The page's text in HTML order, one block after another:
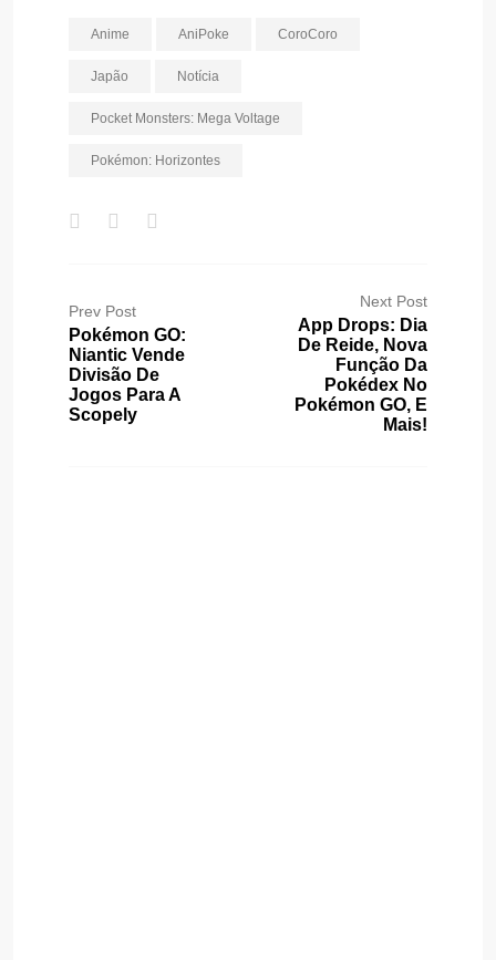
Anime AniPoke CoroCoro
Japão Notícia
Pocket Monsters: Mega Voltage
Pokémon: Horizontes
Prev Post
Pokémon GO:
Niantic Vende
Divisão De
Jogos Para A
Scopely
Next Post
App Drops: Dia
De Reide, Nova
Função Da
Pokédex No
Pokémon GO, E
Mais!